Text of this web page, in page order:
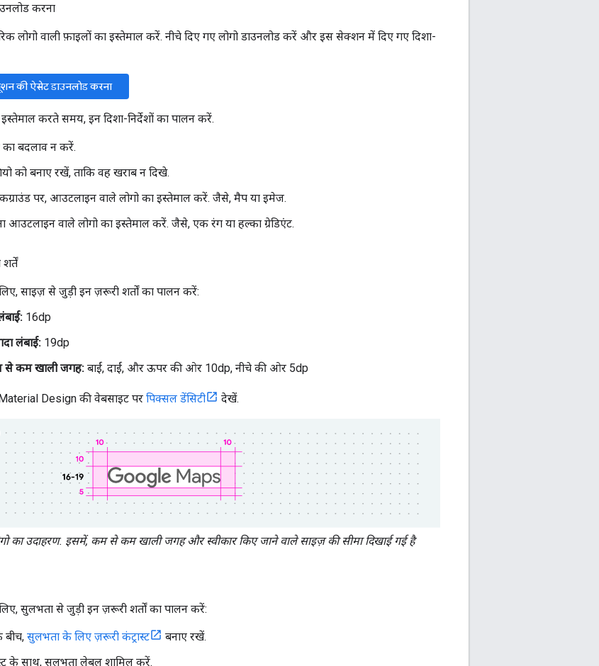
करना
लोगो वाली फ़ाइलों का इस्तेमाल करें. नीचे दिए गए लोगो डाउनलोड करें और इस सेक्शन में दिए गए दिशा-
की ऐसेट डाउनलोड करना
करते समय, इन दिशा-निर्देशों का पालन करें.
का बदलाव न करें.
को बनाए रखें, ताकि वह खराब न दिखे.
पर, आउटलाइन वाले लोगो का इस्तेमाल करें. जैसे, मैप या इमेज.
आउटलाइन वाले लोगो का इस्तेमाल करें. जैसे, एक रंग या हल्का ग्रेडिएंट.
साइज़ से जुड़ी इन ज़रूरी शर्तों का पालन करें:
16dp
लंबाई: 19dp
से कम खाली जगह: बाईं, दाईं, और ऊपर की ओर 10dp, नीचे की ओर 5dp
Design की वेबसाइट पर पिक्सल डेंसिटी देखें.
का उदाहरण. इसमें, कम से कम खाली जगह और स्वीकार किए जाने वाले साइज़ की सीमा दिखाई गई है
सुलभता से जुड़ी इन ज़रूरी शर्तों का पालन करें:
बीच, सुलभता के लिए ज़रूरी कंट्रास्ट
बनाए रखें.
के साथ, सुलभता लेबल शामिल करें.